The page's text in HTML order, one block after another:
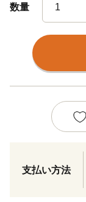
数量
支払い方法